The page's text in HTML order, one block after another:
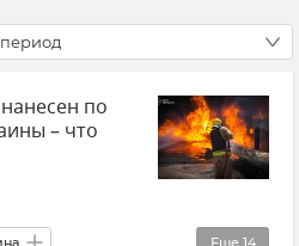
по
– что
Еще 14